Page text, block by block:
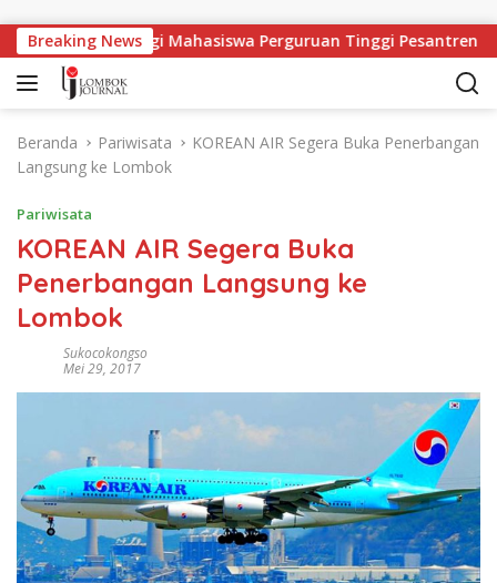
Breaking News
Kerja Bagi Mahasiswa Perguruan Tinggi Pesantren
Beranda Pariwisata
KOREAN AIR Segera Buka Penerbangan
Langsung ke Lombok
Pariwisata
KOREAN AIR Segera Buka
Penerbangan Langsung ke
Lombok
Sukocokongso
Mei 29, 2017